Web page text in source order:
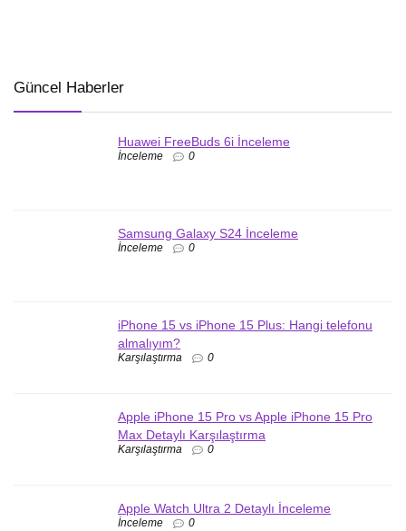
Güncel Haberler
Huawei FreeBuds 6i İnceleme
İnceleme 0
Samsung Galaxy S24 İnceleme
İnceleme 0
iPhone 15 vs iPhone 15 Plus: Hangi telefonu
almalıyım?
Karşılaştırma 0
Apple iPhone 15 Pro vs Apple iPhone 15 Pro
Max Detaylı Karşılaştırma
Karşılaştırma 0
Apple Watch Ultra 2 Detaylı İnceleme
İnceleme 0